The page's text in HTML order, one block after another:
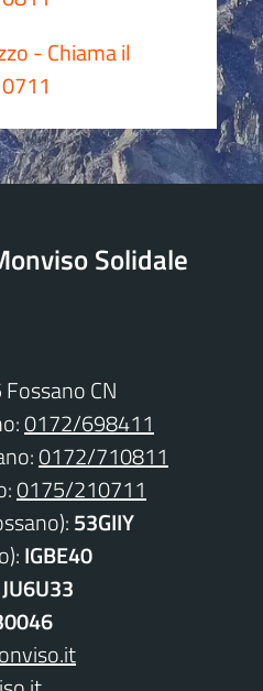
- Chiama il
Solidale
CN
0172/698411
0172/710811
0175/210711
53GIIY
IGBE40
JU6U33